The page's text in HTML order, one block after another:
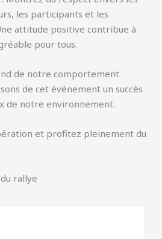
les participants et les
attitude positive contribue à
pour tous.
de notre comportement
de cet événement un succès
de notre environnement.
et profitez pleinement du
rallye